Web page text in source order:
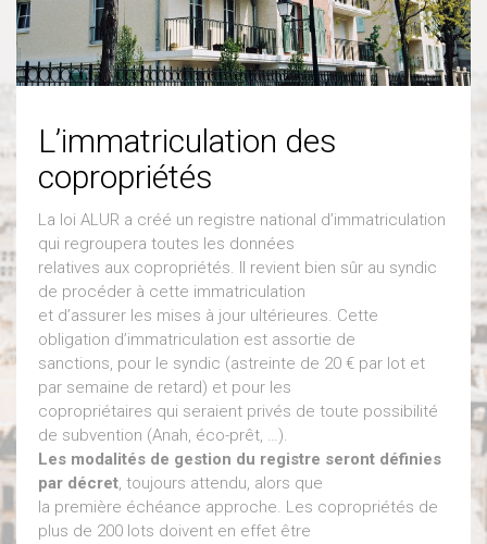
L’immatriculation des
copropriétés
La loi ALUR a créé un registre national d’immatriculation
qui regroupera toutes les données
relatives aux copropriétés. Il revient bien sûr au syndic
de procéder à cette immatriculation
et d’assurer les mises à jour ultérieures. Cette
obligation d’immatriculation est assortie de
sanctions, pour le syndic (astreinte de 20 € par lot et
par semaine de retard) et pour les
copropriétaires qui seraient privés de toute possibilité
de subvention (Anah, éco-prêt, …).
Les modalités de gestion du registre seront définies
par décret, toujours attendu, alors que
la première échéance approche. Les copropriétés de
plus de 200 lots doivent en effet être